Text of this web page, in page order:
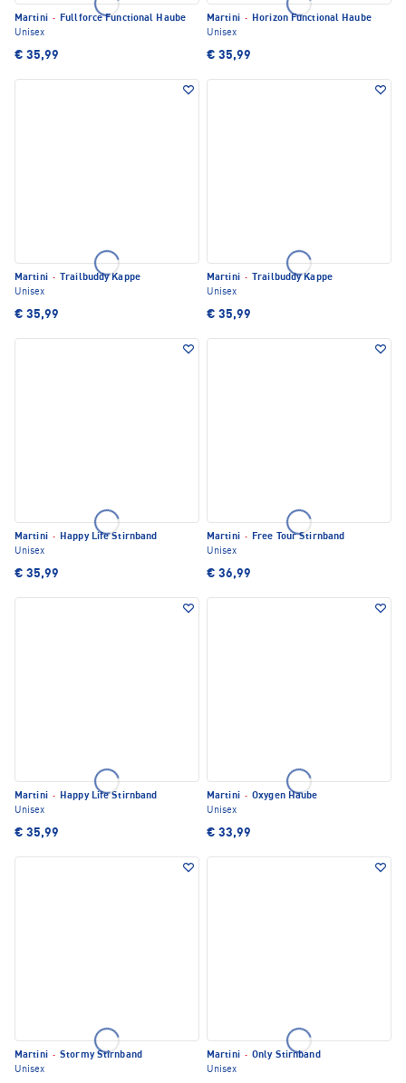
Martini · Fullforce Functional Haube
Unisex
€ 35,99
Martini · Horizon Functional Haube
Unisex
€ 35,99
Martini ·
Trailbuddy Kappe
Unisex
€ 35,99
Martini ·
Trailbuddy Kappe
Unisex
€ 35,99
Martini · Happy Life Stirnband
Unisex
€ 35,99
Martini · Free Tour Stirnband
Unisex
€ 36,99
Martini · Happy Life Stirnband
Unisex
€ 35,99
Martini · Oxygen Haube
Unisex
€ 33,99
Martini · Stormy Stirnband
Unisex
Martini · Only Stirnband
Unisex